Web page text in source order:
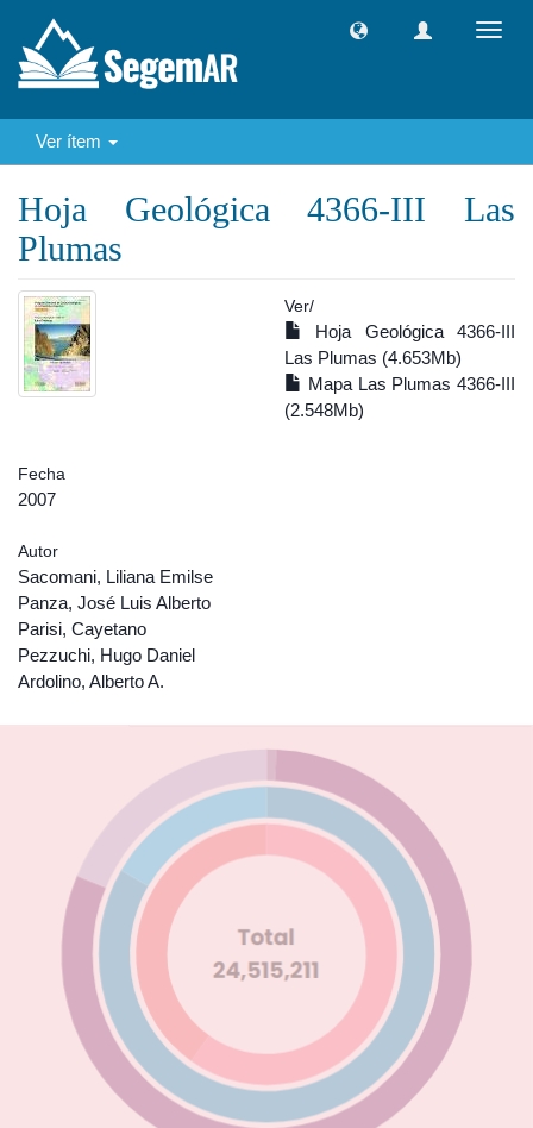
Ver ítem
Hoja Geológica 4366-III Las
Plumas
Ver/
Hoja Geológica 4366-III
Las Plumas (4.653Mb)
Mapa Las Plumas 4366-III
(2.548Mb)
Fecha
2007
Autor
Sacomani, Liliana Emilse
Panza, José Luis Alberto
Parisi, Cayetano
Pezzuchi, Hugo Daniel
Ardolino, Alberto A.